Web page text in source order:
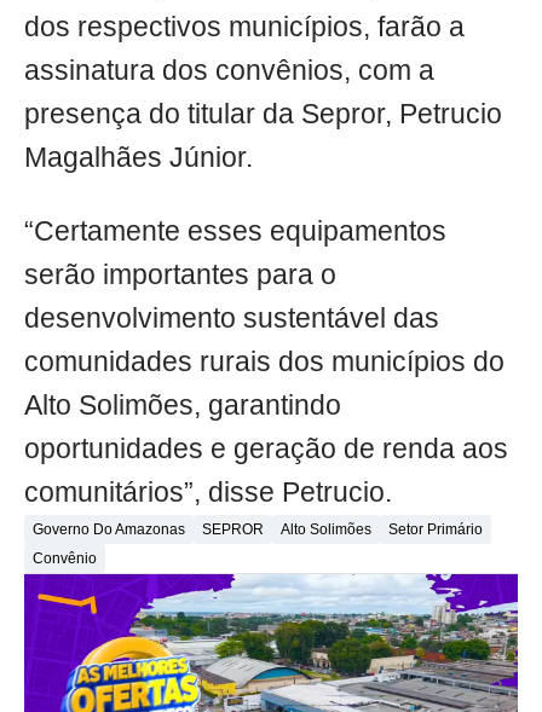
dos respectivos municípios, farão a
assinatura dos convênios, com a
presença do titular da Sepror, Petrucio
Magalhães Júnior.
“Certamente esses equipamentos
serão importantes para o
desenvolvimento sustentável das
comunidades rurais dos municípios do
Alto Solimões, garantindo
oportunidades e geração de renda aos
comunitários”, disse Petrucio.
Governo Do Amazonas SEPROR Alto Solimões
Setor Primário
Convênio